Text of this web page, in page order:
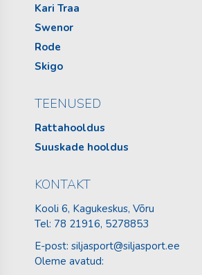
Kari Traa
Swenor
Rode
Skigo
TEENUSED
Rattahooldus
Suuskade hooldus
KONTAKT
Kooli 6, Kagukeskus, Võru
Tel: 78 21916, 5278853
E-post: siljasport@siljasport.ee
Oleme avatud: